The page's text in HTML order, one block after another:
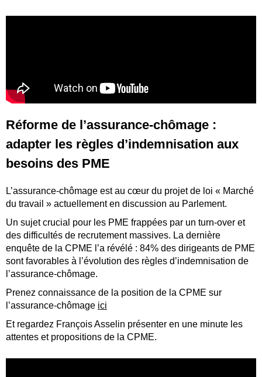
Réforme de l’assurance-chômage :
adapter les règles d’indemnisation aux
besoins des PME
L’assurance-chômage est au cœur du projet de loi « Marché
du travail » actuellement en discussion au Parlement.
Un sujet crucial pour les PME frappées par un turn-over et
des difficultés de recrutement massives. La dernière
enquête de la CPME l’a révélé : 84% des dirigeants de PME
sont favorables à l’évolution des règles d’indemnisation de
l’assurance-chômage.
Prenez connaissance de la position de la CPME sur
l’assurance-chômage ici
Et regardez François Asselin présenter en une minute les
attentes et propositions de la CPME.